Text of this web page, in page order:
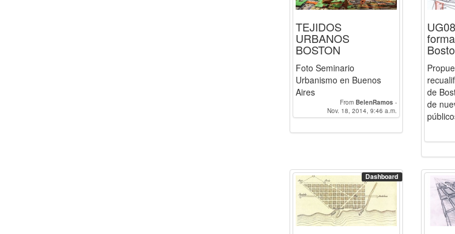
TEJIDOS
URBANOS
BOSTON
Foto Seminario
Urbanismo en Buenos
Aires
From BelenRamos -
carmenguequi
Nov. 18, 2014, 9:46 a.m.
de
de
Dashboard